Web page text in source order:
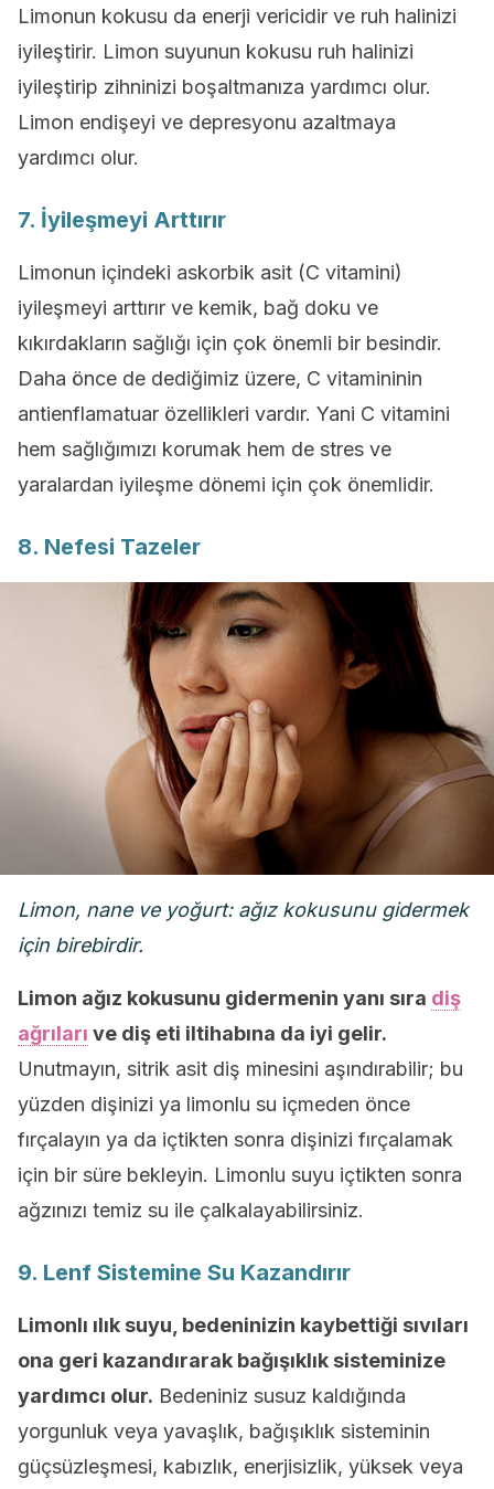
Limonun kokusu da enerji vericidir ve ruh halinizi
iyileştirir. Limon suyunun kokusu ruh halinizi
iyileştirip zihninizi boşaltmanıza yardımcı olur.
Limon endişeyi ve depresyonu azaltmaya
yardımcı olur.
7. İyileşmeyi Arttırır
Limonun içindeki askorbik asit (C vitamini)
iyileşmeyi arttırır ve kemik, bağ doku ve
kıkırdakların sağlığı için çok önemli bir besindir.
Daha önce de dediğimiz üzere, C vitamininin
antienflamatuar özellikleri vardır. Yani C vitamini
hem sağlığımızı korumak hem de stres ve
yaralardan iyileşme dönemi için çok önemlidir.
8. Nefesi Tazeler
Limon, nane ve yoğurt: ağız kokusunu gidermek
için birebirdir.
Limon ağız kokusunu gidermenin yanı sıra diş
ağrıları ve diş eti iltihabına da iyi gelir.
Unutmayın, sitrik asit diş minesini aşındırabilir; bu
yüzden dişinizi ya limonlu su içmeden önce
fırçalayın ya da içtikten sonra dişinizi fırçalamak
için bir süre bekleyin. Limonlu suyu içtikten sonra
ağzınızı temiz su ile çalkalayabilirsiniz.
9. Lenf Sistemine Su Kazandırır
Limonlı ılık suyu, bedeninizin kaybettiği sıvıları
ona geri kazandırarak bağışıklık sisteminize
yardımcı olur. Bedeniniz susuz kaldığında
yorgunluk veya yavaşlık, bağışıklık sisteminin
güçsüzleşmesi, kabızlık, enerjisizlik, yüksek veya